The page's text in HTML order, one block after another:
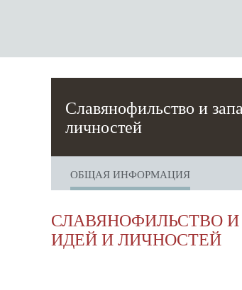
Славянофильство и
личностей
ОБЩАЯ ИНФОРМАЦИЯ
СЛАВЯНОФИЛЬСТВО
ИДЕЙ И ЛИЧНОСТЕЙ